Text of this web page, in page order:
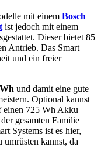
mit einem Bosch
ist jedoch mit einem
Dieser bietet 85
Antrieb. Das Smart
und ein freier
und damit eine gute
Optional kannst
einen 725 Wh Akku
gesamten Familie
Systems ist es hier,
umrüsten kannst, da